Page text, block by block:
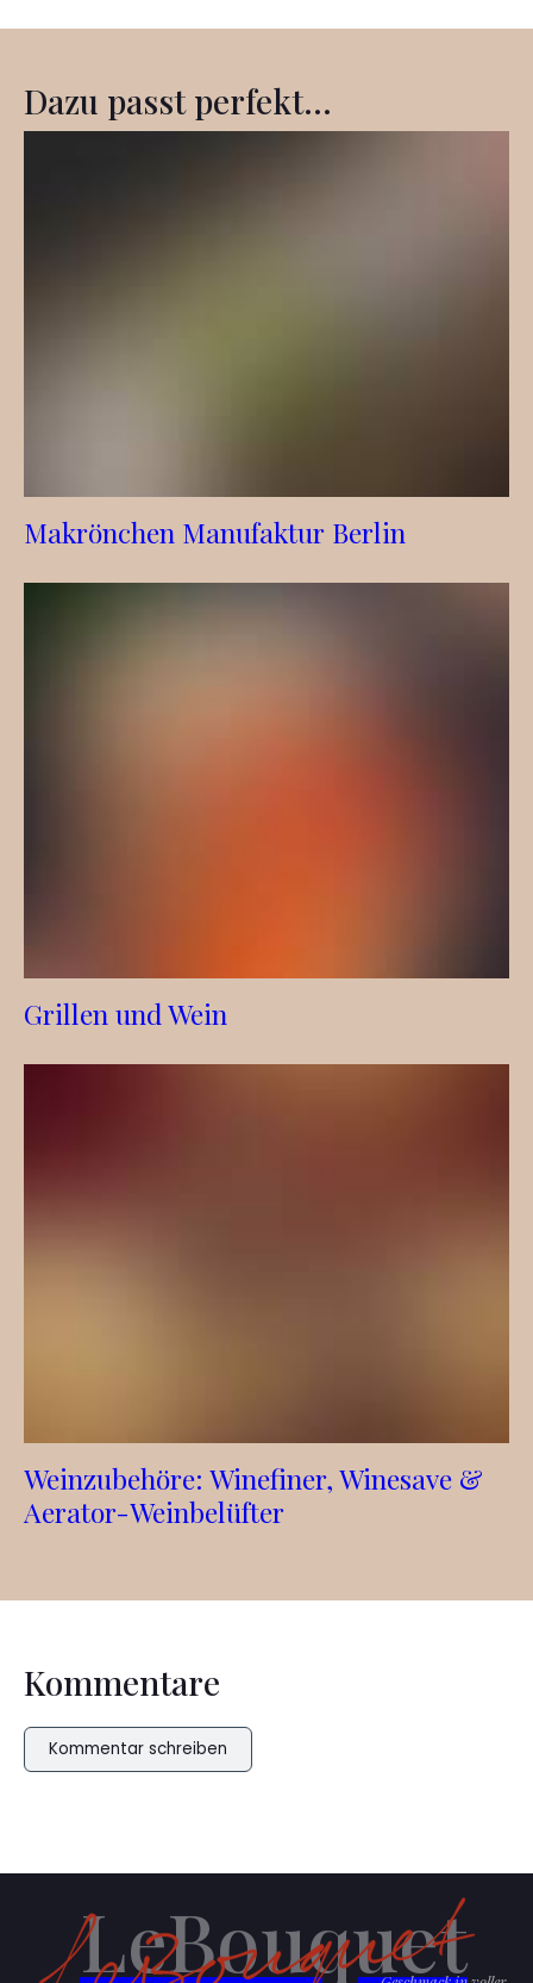
Dazu passt perfekt...
Makrönchen Manufaktur Berlin
Grillen und Wein
Weinzubehöre: Winefiner, Winesave &
Aerator-Weinbelüfter
Kommentare
Kommentar schreiben
LeBouquet